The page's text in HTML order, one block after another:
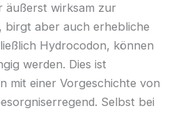
äußerst wirksam zur
birgt aber auch erhebliche
Hydrocodon, können
werden. Dies ist
mit einer Vorgeschichte von
Selbst bei